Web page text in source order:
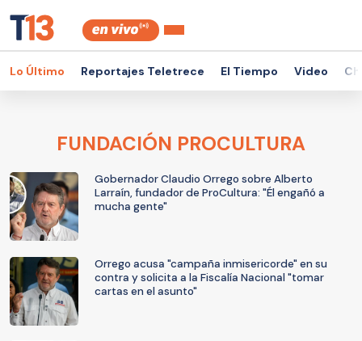
Lo Último Reportajes Teletrece El Tiempo Video
FUNDACIÓN PROCULTURA
Gobernador Claudio Orrego sobre Alberto
Larraín, fundador de ProCultura: "Él engañó a
mucha gente"
Orrego acusa "campaña inmisericorde" en su
contra y solicita a la Fiscalía Nacional "tomar
cartas en el asunto"